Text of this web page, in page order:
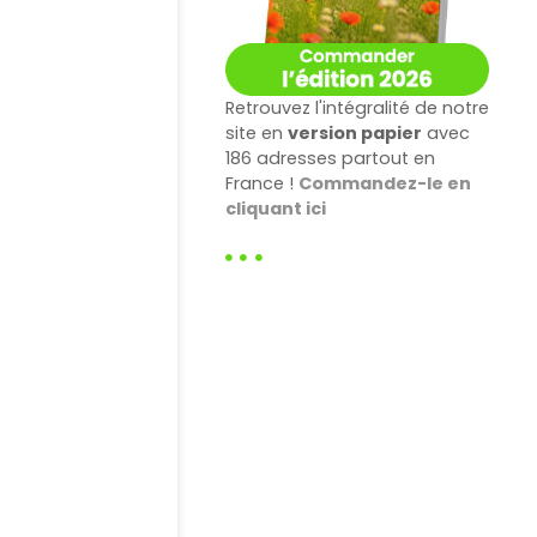
Retrouvez l'intégralité de notre
site en version papier avec
186 adresses partout en
France ! Commandez-le en
cliquant ici